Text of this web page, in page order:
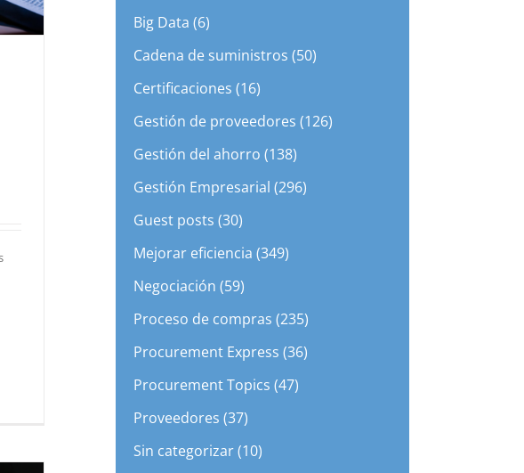
Big Data (6)
Cadena de suministros (50)
Certificaciones (16)
Gestión de proveedores (126)
Gestión del ahorro (138)
Gestión Empresarial (296)
Guest posts (30)
Mejorar eficiencia (349)
Negociación (59)
Proceso de compras (235)
Procurement Express (36)
Procurement Topics (47)
Proveedores (37)
Sin categorizar (10)
módulos recomendados
grande